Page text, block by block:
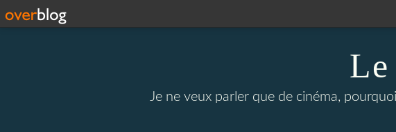
Je ne veux parler que de cinéma,